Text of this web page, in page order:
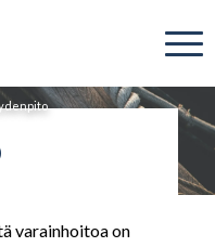
varainhoitoa on